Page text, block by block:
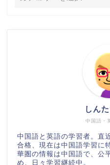
中国語・
しん
中国語と英語の学習者。直
合格、現在は中国語学習に
華圏の情報は中国語で、公
め、日々学習継続中。